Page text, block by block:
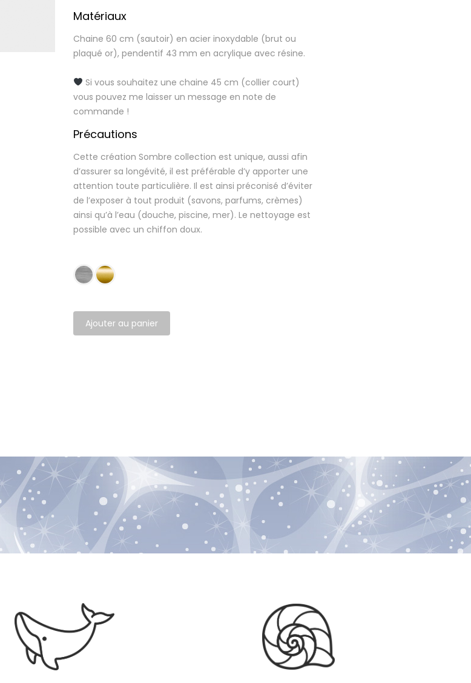
Matériaux
Chaine 60 cm (sautoir) en acier inoxydable (brut ou
plaqué or), pendentif 43 mm en acrylique avec résine.
Si vous souhaitez une chaine 45 cm (collier court)
vous pouvez me laisser un message en note de
commande !
Précautions
Cette création Sombre collection est unique, aussi afin
d’assurer sa longévité, il est préférable d’y apporter une
attention toute particulière. Il est ainsi préconisé d’éviter
de l’exposer à tout produit (savons, parfums, crèmes)
ainsi qu’à l’eau (douche, piscine, mer). Le nettoyage est
possible avec un chiffon doux.
Ajouter au panier